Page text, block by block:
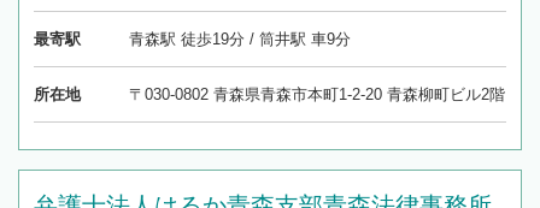
最寄駅 青森駅 徒歩19分 / 筒井駅 車9分
所在地 〒030-0802 青森県青森市本町1-2-20 青森柳町ビル2階